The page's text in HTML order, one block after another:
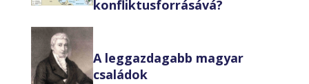
konfliktusforrásává?
A leggazdagabb magyar
családok